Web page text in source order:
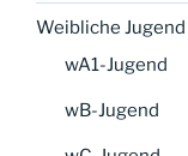
Weibliche Jugend
wA1-Jugend
wB-Jugend